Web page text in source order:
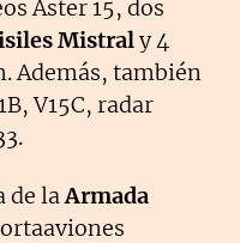
Aster 15, dos
Mistraly 4
Además, también
V15C, radar
de laArmada